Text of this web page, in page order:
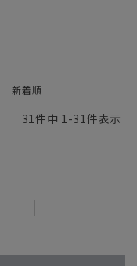
新着順
31 件中 1 -31 件表示